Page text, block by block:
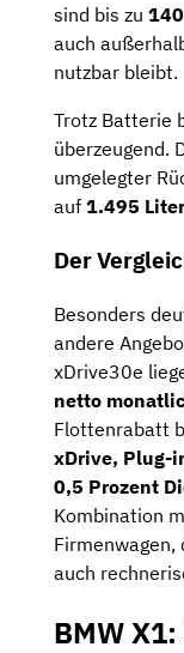
sind bis zu
auch
nutzbar bleibt.
Trotz Batterie
überzeugend.
umgelegter
auf 1.495 Liter
Der
Besonders
andere
xDrive30e
netto
Flottenrabatt
xDrive, Plug-
0,5 Prozent
Kombination
auch
BMW